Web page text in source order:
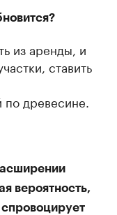
из аренды, и
ставить
древесине.
вероятность,
спровоцирует